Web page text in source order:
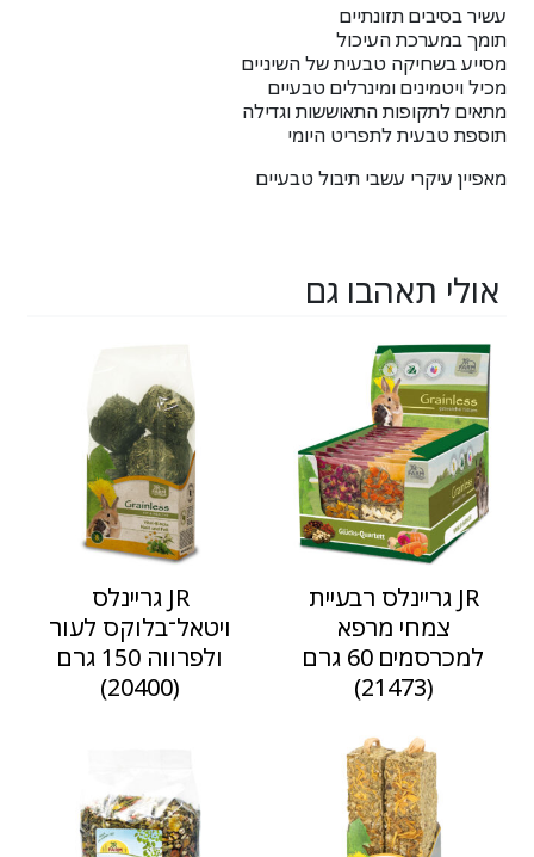
עשיר בסיבים תזונתיים
תומך במערכת העיכול
מסייע בשחיקה טבעית של השיניים
מכיל ויטמינים ומינרלים טבעיים
מתאים לתקופות התאוששות וגדילה
תוספת טבעית לתפריט היומי
מאפיין עיקרי עשבי תיבול טבעיים
אולי תאהבו גם
JR גריינלס רבעיית
צמחי מרפא
למכרסמים 60 גרם
(21473)
JR גריינלס
ויטאל־בלוקס לעור
ולפרווה 150 גרם
(20400)